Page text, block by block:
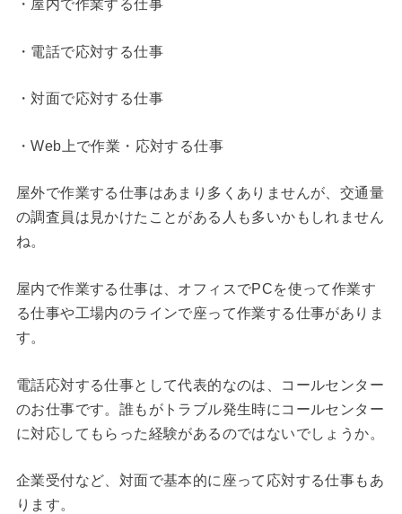
・屋内で作業する仕事
・電話で応対する仕事
・対面で応対する仕事
・Web上で作業・応対する仕事
屋外で作業する仕事はあまり多くありませんが、交通量
の調査員は見かけたことがある人も多いかもしれません
ね。
屋内で作業する仕事は、オフィスでPCを使って作業す
る仕事や工場内のラインで座って作業する仕事がありま
す。
電話応対する仕事として代表的なのは、コールセンター
のお仕事です。誰もがトラブル発生時にコールセンター
に対応してもらった経験があるのではないでしょうか。
企業受付など、対面で基本的に座って応対する仕事もあ
ります。